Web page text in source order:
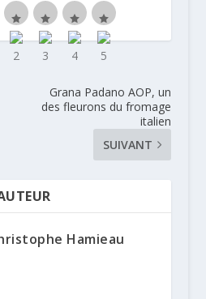
Grana Padano AOP, un
des fleurons du fromage
italien
SUIVANT
Hamieau